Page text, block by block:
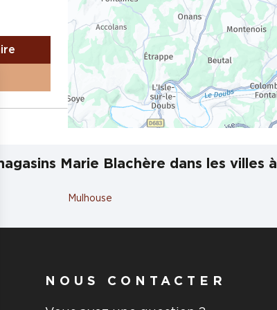
Marie Blachère dans les villes
Mulhouse
NOUS CONTACTER